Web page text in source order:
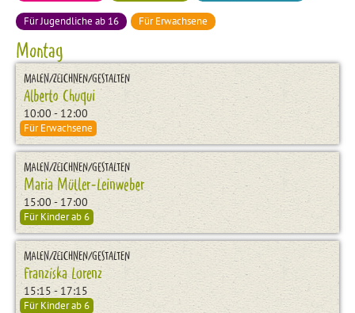
Für Jugendliche ab 16 Für Erwachsene
Montag
MALEN/ZEICHNEN/GESTALTEN
Alberto Chuqui
10:00 - 12:00
Für Erwachsene
MALEN/ZEICHNEN/GESTALTEN
Maria Müller-Leinweber
15:00 - 17:00
Für Kinder ab 6
MALEN/ZEICHNEN/GESTALTEN
Franziska Lorenz
15:15 - 17:15
Für Kinder ab 6